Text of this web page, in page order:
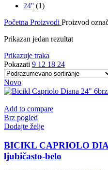
24'' (1)
Početna Proizvodi Proizvod
Prikazan jedan rezultat
Prikazuje traka
Pokazati 9 12 18 24
Novo
Add to compare
Brz pogled
Dodajte želje
BICIKL CAPRIOLO
ljubičasto-belo